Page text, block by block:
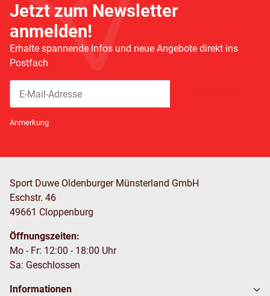
Jetzt zum Newsletter
anmelden!
Erhalte spannende Infos und neue Angebote direkt ins
Postfach
Anmerkung
Sport Duwe Oldenburger Münsterland GmbH
Eschstr. 46
49661 Cloppenburg
Öffnungszeiten:
Mo - Fr: 12:00 - 18:00 Uhr
Sa: Geschlossen
Informationen